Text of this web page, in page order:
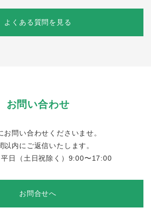
よくある質問を見る
お問い合わせ
お問い合わせくださいませ。
以内にご返信いたします。
日（土日祝除く）9:00〜17:00
お問合せへ